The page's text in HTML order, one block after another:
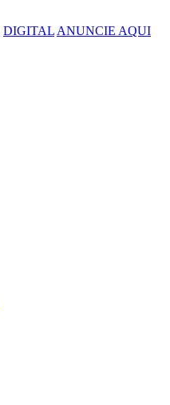
DIGITAL ANUNCIE AQUI